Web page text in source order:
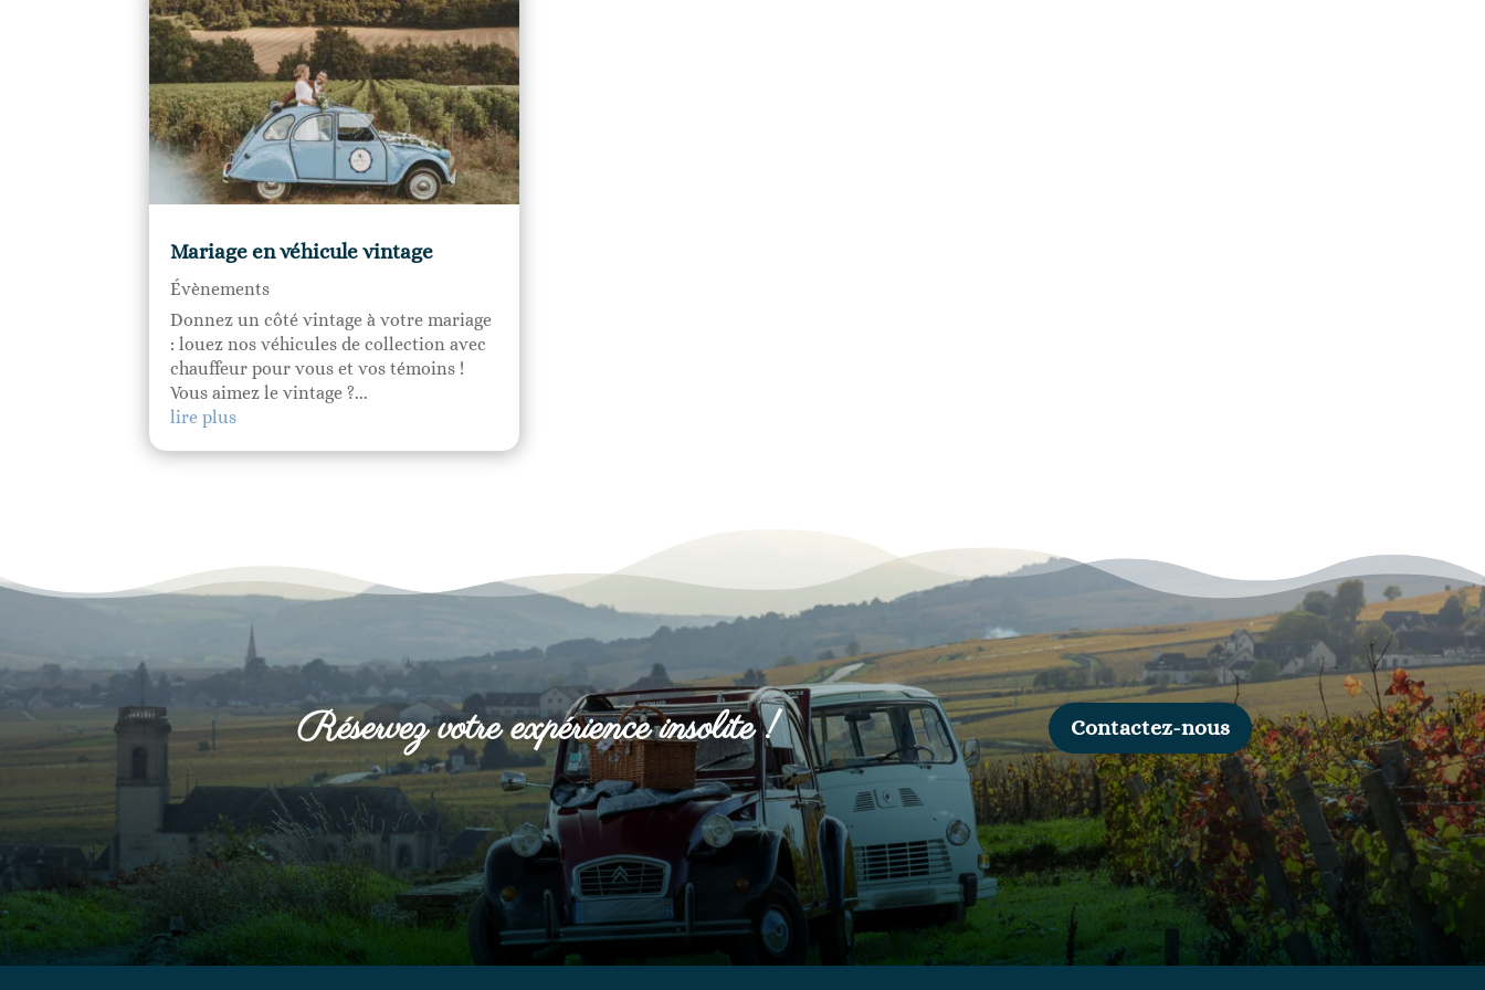
Mariage en véhicule vintage
Évènements
Donnez un côté vintage à votre mariage
: louez nos véhicules de collection avec
chauffeur pour vous et vos témoins !
Vous aimez le vintage ?...
lire plus
Réservez votre expérience insolite ! Contactez-nous